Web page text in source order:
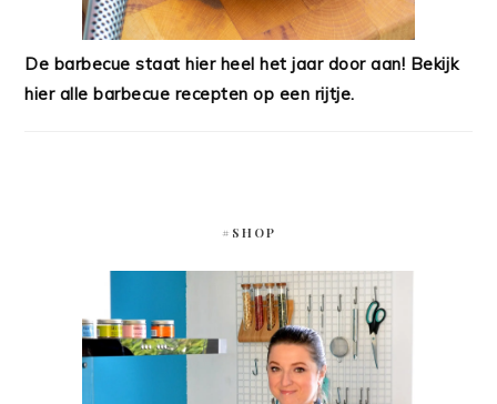
De barbecue staat hier heel het jaar door aan! Bekijk
hier alle barbecue recepten op een rijtje.
#SHOP